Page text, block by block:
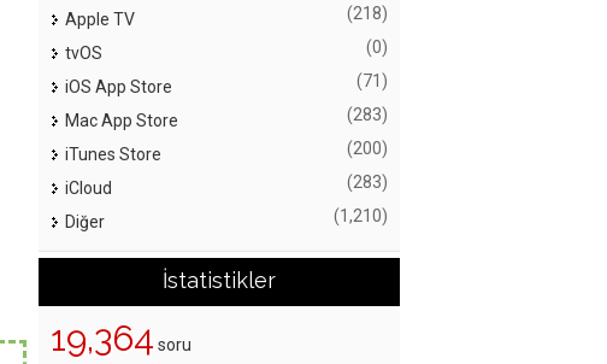
Apple TV (218)
tvOS (0)
iOS App Store (71)
Mac App Store (283)
iTunes Store (200)
iCloud (283)
Diğer (1,210)
İstatistikler
19,364 soru